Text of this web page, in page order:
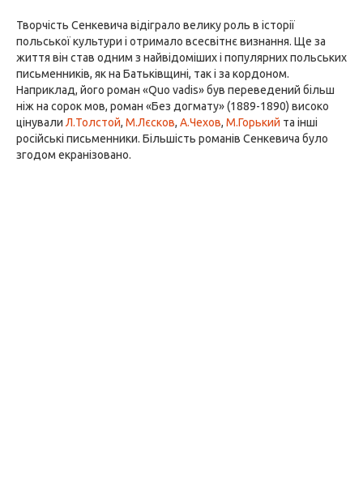
Творчість Сенкевича відіграло велику роль в історії
польської культури і отримало всесвітнє визнання. Ще за
життя він став одним з найвідоміших і популярних польських
письменників, як на Батьківщині, так і за кордоном.
Наприклад, його роман «Quo vadis» був переведений більш
ніж на сорок мов, роман «Без догмату» (1889-1890) високо
цінували Л.Толстой, М.Лєсков, А.Чехов, М.Горький та інші
російські письменники. Більшість романів Сенкевича було
згодом екранізовано.